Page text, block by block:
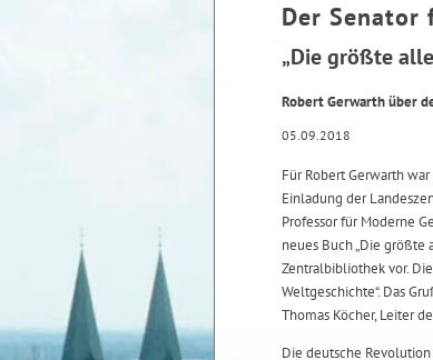
Der Senator
„Die größte
Robert Gerwarth über
05.09.2018
Für Robert Gerwarth
Einladung der
Professor für Moderne
neues Buch „Die
Zentralbibliothek vor.
Weltgeschichte“. Das
Thomas Köcher, Leiter
Die deutsche